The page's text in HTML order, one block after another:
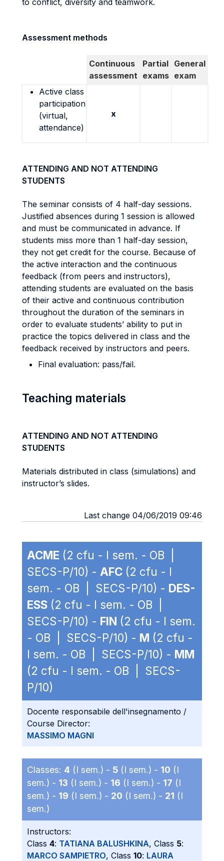
to conflict, diversity and teamwork.
Assessment methods
Continuous
assessment
Partial
exams
General
exam
Active class
participation
(virtual,
attendance)
x
ATTENDING AND NOT ATTENDING
STUDENTS
The seminar consists of 4 half-day sessions.
Justified absences during 1 session is allowed
and must be communicated in advance. If
students miss more than 1 half-day session,
they not get credit for the course. Because of
the active interaction and the continuous
feedback (from peers and instructors),
attending students are evaluated on the basis
of their active and continuous contribution
throughout the duration of the seminars in
order to evaluate students’ ability to put in
practice the topics delivered in class and the
feedback received by instructors and peers.
Final evaluation: pass/fail.
Teaching materials
ATTENDING AND NOT ATTENDING
STUDENTS
Materials distributed in class (simulations) and
instructor’s slides.
Last change 04/06/2019 09:46
ACME (2 cfu - I sem. - OB |
SECS-P/10) - AFC (2 cfu - I
sem. - OB | SECS-P/10) - DES-
ESS (2 cfu - I sem. - OB |
SECS-P/10) - FIN (2 cfu - I sem.
- OB | SECS-P/10) - M (2 cfu -
I sem. - OB | SECS-P/10) - MM
(2 cfu - I sem. - OB | SECS-
P/10)
Docente responsabile dell'insegnamento /
Course Director:
MASSIMO MAGNI
Classes: 4 (I sem.) - 5 (I sem.) - 10 (I
sem.) - 13 (I sem.) - 16 (I sem.) - 17 (I
sem.) - 19 (I sem.) - 20 (I sem.) - 21 (I
sem.)
Instructors:
Class 4: TATIANA BALUSHKINA, Class 5:
MARCO SAMPIETRO, Class 10: LAURA